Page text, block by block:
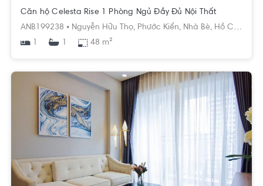
Căn hộ Celesta Rise 1 Phòng Ngủ Đầy Đủ Nội Thất
ANB199238 • Nguyễn Hữu Thọ, Phước Kiển, Nhà Bè, Hồ Chí Minh
1
1 48 m²